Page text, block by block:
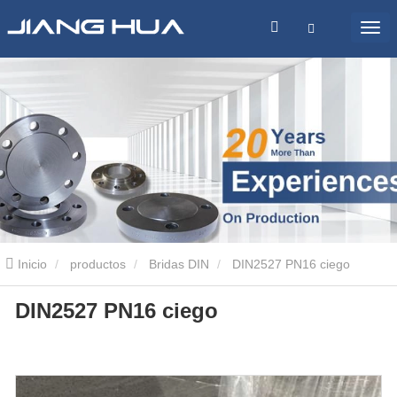
Inicio productos Bridas DIN DIN2527 PN16 ciego
DIN2527 PN16 ciego